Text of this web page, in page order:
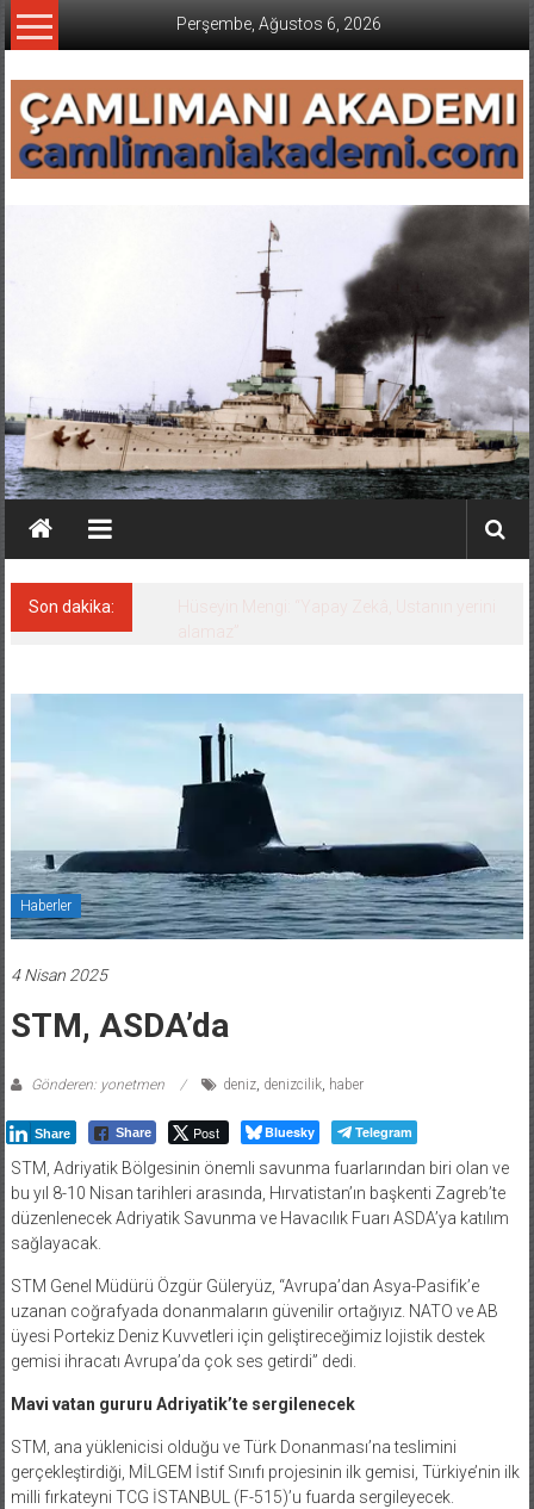
İçeriğe
geç
Perşembe, Ağustos 6, 2026
Son dakika:
Haberler
4 Nisan 2025
STM, ASDA’da
Gönderen: yonetmen deniz, denizcilik, haber
Share Share Post Bluesky Telegram
STM, Adriyatik Bölgesinin önemli savunma fuarlarından biri olan ve
bu yıl 8-10 Nisan tarihleri arasında, Hırvatistan’ın başkenti Zagreb’te
düzenlenecek Adriyatik Savunma ve Havacılık Fuarı ASDA’ya katılım
sağlayacak.
STM Genel Müdürü Özgür Güleryüz, “Avrupa’dan Asya-Pasifik’e
uzanan coğrafyada donanmaların güvenilir ortağıyız. NATO ve AB
üyesi Portekiz Deniz Kuvvetleri için geliştireceğimiz lojistik destek
gemisi ihracatı Avrupa’da çok ses getirdi” dedi.
Mavi vatan gururu Adriyatik’te sergilenecek
STM, ana yüklenicisi olduğu ve Türk Donanması’na teslimini
gerçekleştirdiği, MİLGEM İstif Sınıfı projesinin ilk gemisi, Türkiye’nin ilk
milli fırkateyni TCG İSTANBUL (F-515)’u fuarda sergileyecek.